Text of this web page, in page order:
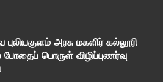
அரசு மகளிர் கல்லூரி
போதைப் பொருள் விழிப்புணர்வு